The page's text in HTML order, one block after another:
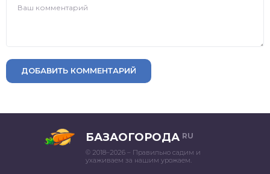
ДОБАВИТЬ КОММЕНТАРИЙ
БАЗАОГОРОДА RU
© 2018–2026 – Правильно садим и
ухаживаем за нашим урожаем.